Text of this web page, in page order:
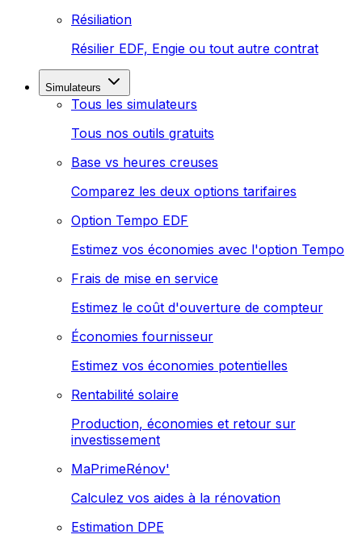
Résiliation
Résilier EDF, Engie ou tout autre contrat
Simulateurs
Tous les simulateurs
Tous nos outils gratuits
Base vs heures creuses
Comparez les deux options tarifaires
Option Tempo EDF
Estimez vos économies avec l'option Tempo
Frais de mise en service
Estimez le coût d'ouverture de compteur
Économies fournisseur
Estimez vos économies potentielles
Rentabilité solaire
Production, économies et retour sur
investissement
MaPrimeRénov'
Calculez vos aides à la rénovation
Estimation DPE